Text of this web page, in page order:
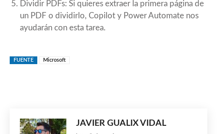
Dividir PDFs: Si quieres extraer la primera página de
un PDF o dividirlo, Copilot y Power Automate nos
ayudarán con esta tarea.
FUENTE Microsoft
JAVIER GUALIX VIDAL